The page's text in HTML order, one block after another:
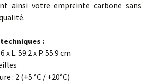
ainsi votre empreinte carbone sans
:
x L. 59.2 x P. 55.9 cm
: 2 (+5 °C / +20°C)